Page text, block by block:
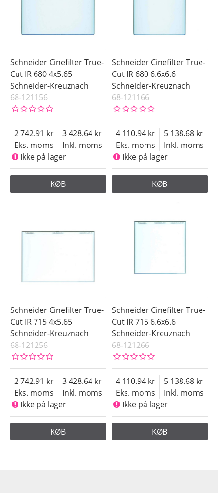
Schneider Cinefilter True-
Cut IR 680 4x5.65
Schneider-Kreuznach
68-121156
Eks. moms
2 742.91
Inkl. moms
3 428.64
Ikke på lager
KØB
Schneider Cinefilter True-
Cut IR 680 6.6x6.6
Schneider-Kreuznach
68-121166
Eks. moms
4 110.94
Inkl. moms
5 138.68
Ikke på lager
KØB
Schneider Cinefilter True-
Cut IR 715 4x5.65
Schneider-Kreuznach
68-121256
Eks. moms
2 742.91
Inkl. moms
3 428.64
Ikke på lager
KØB
Schneider Cinefilter True-
Cut IR 715 6.6x6.6
Schneider-Kreuznach
68-121266
Eks. moms
4 110.94
Inkl. moms
5 138.68
Ikke på lager
KØB